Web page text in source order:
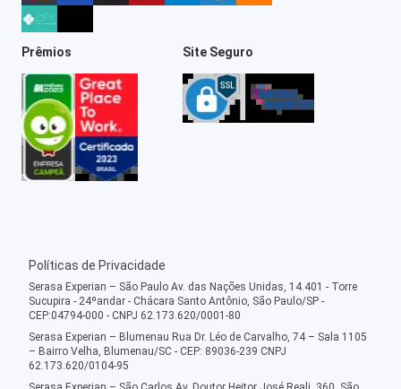
Prêmios Site Seguro
Políticas de Privacidade
Serasa Experian – São Paulo Av. das Nações Unidas, 14.401 - Torre
Sucupira - 24ºandar - Chácara Santo Antônio, São Paulo/SP -
CEP:04794-000 - CNPJ 62.173.620/0001-80
Serasa Experian – Blumenau Rua Dr. Léo de Carvalho, 74 – Sala 1105
– Bairro Velha, Blumenau/SC - CEP: 89036-239 CNPJ
62.173.620/0104-95